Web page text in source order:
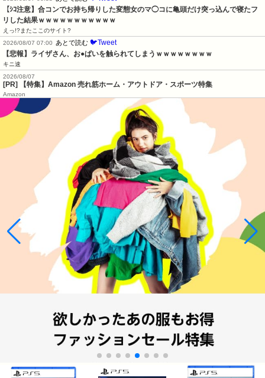
思考ちゃんねる
2026/08/07 06:33
あとで読む 🐦Tweet
【ｼｺ注意】合コンでお持ち帰りした変態女のマ◯コに亀頭だけ突っ込んで寝たフ
リした結果ｗｗｗｗｗｗｗｗｗｗｗ
えっ!?またここのサイト?
2026/08/07 07:00
【悲報】ライザさん、お●ぱいを触られてしまうｗｗｗｗｗｗｗｗ
キニ速
2026/08/07
[PR] 【特集】Amazon 売れ筋ホーム・アウトドア・スポーツ特集
Amazon